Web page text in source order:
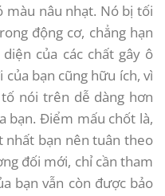
màu nâu nhạt. Nó bị tối
động cơ, chẳng hạn
của các chất gây ô
bạn cũng hữu ích, vì
nói trên dễ dàng hơn
bạn. Điểm mấu chốt là,
nhất bạn nên tuân theo
đối mới, chỉ cần tham
bạn vẫn còn được bảo